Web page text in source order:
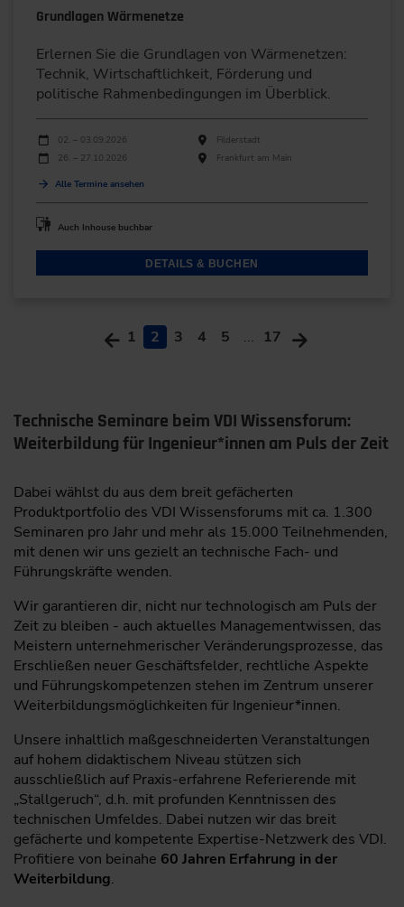
Grundlagen Wärmenetze
Erlernen Sie die Grundlagen von Wärmenetzen:
Technik, Wirtschaftlichkeit, Förderung und
politische Rahmenbedingungen im Überblick.
Durchführungen
Veranstaltungsdatum Veranstaltungsort
02. – 03.09.2026
Filderstadt
26. – 27.10.2026
Frankfurt am Main
Alle Termine ansehen
Auch Inhouse buchbar
DETAILS & BUCHEN
1 2 3 4 5 ... 17
Technische Seminare beim VDI Wissensforum:
Weiterbildung für Ingenieur*innen am Puls der Zeit
Dabei wählst du aus dem breit gefächerten
Produktportfolio des VDI Wissensforums mit ca. 1.300
Seminaren pro Jahr und mehr als 15.000 Teilnehmenden,
mit denen wir uns gezielt an technische Fach- und
Führungskräfte wenden.
Wir garantieren dir, nicht nur technologisch am Puls der
Zeit zu bleiben - auch aktuelles Managementwissen, das
Meistern unternehmerischer Veränderungsprozesse, das
Erschließen neuer Geschäftsfelder, rechtliche Aspekte
und Führungskompetenzen stehen im Zentrum unserer
Weiterbildungsmöglichkeiten für Ingenieur*innen.
Unsere inhaltlich maßgeschneiderten Veranstaltungen
auf hohem didaktischem Niveau stützen sich
ausschließlich auf Praxis-erfahrene Referierende mit
„Stallgeruch“, d.h. mit profunden Kenntnissen des
technischen Umfeldes. Dabei nutzen wir das breit
gefächerte und kompetente Expertise-Netzwerk des VDI.
Profitiere von beinahe 60 Jahren Erfahrung in der
Weiterbildung.